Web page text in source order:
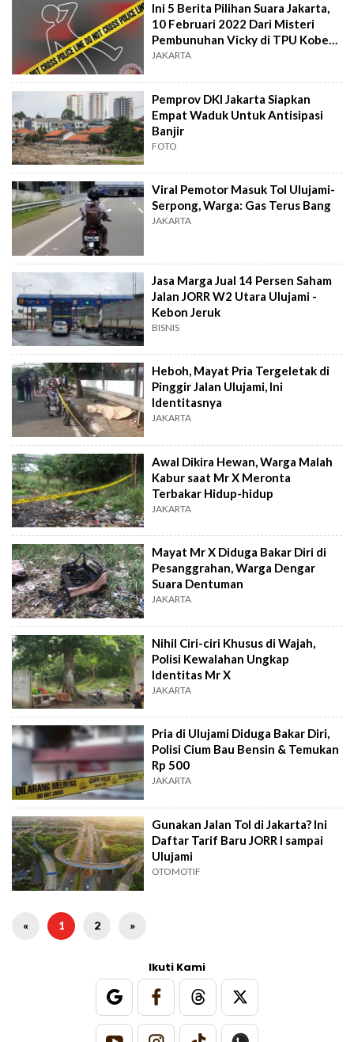
Ini 5 Berita Pilihan Suara Jakarta,
10 Februari 2022 Dari Misteri
Pembunuhan Vicky di TPU Kober
Hingga Guru Ngaji Cabul
JAKARTA
Pemprov DKI Jakarta Siapkan
Empat Waduk Untuk Antisipasi
Banjir
FOTO
Viral Pemotor Masuk Tol Ulujami-
Serpong, Warga: Gas Terus Bang
JAKARTA
Jasa Marga Jual 14 Persen Saham
Jalan JORR W2 Utara Ulujami -
Kebon Jeruk
BISNIS
Heboh, Mayat Pria Tergeletak di
Pinggir Jalan Ulujami, Ini
Identitasnya
JAKARTA
Awal Dikira Hewan, Warga Malah
Kabur saat Mr X Meronta
Terbakar Hidup-hidup
JAKARTA
Mayat Mr X Diduga Bakar Diri di
Pesanggrahan, Warga Dengar
Suara Dentuman
JAKARTA
Nihil Ciri-ciri Khusus di Wajah,
Polisi Kewalahan Ungkap
Identitas Mr X
JAKARTA
Pria di Ulujami Diduga Bakar Diri,
Polisi Cium Bau Bensin & Temukan
Rp 500
JAKARTA
Gunakan Jalan Tol di Jakarta? Ini
Daftar Tarif Baru JORR I sampai
Ulujami
OTOMOTIF
« 1 2 »
Ikuti Kami